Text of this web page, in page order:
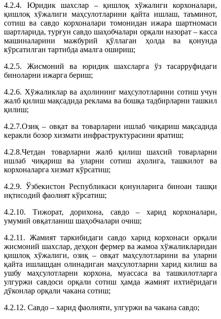
4.2.4. Юридик шахслар – қишлоқ хўжалиги корхоналари,
қишлоқ хўжалиги маҳсулотларини қайта ишлаш, таъминот,
сотиш ва савдо корхоналари томонидан ижара шартномаси
шартларида, турғун савдо шаҳобчалари орқали назорат – касса
машиналарини мажбурий қўллаган ҳолда ва қонунда
кўрсатилган тартибда амалга ошириш;
4.2.5. Жисмоний ва юридик шахсларга ўз тасарруфидаги
биноларни ижарга бериш;
4.2.6. Хўжаликлар ва аҳолининг маҳсулотларини сотиш учун
жалб қилиш мақсадида реклама ва бошқа тадбирларни ташкил
қилиш;
4.2.7.Озиқ – овқат ва товарларни ишлаб чиқариш мақсадида
керакли бозор хизмати инфраструктурасини яратиш;
4.2.8.Четдан товарларни жалб қилиш шахсий товарларни
ишлаб чиқариш ва уларни сотиш аҳолига, ташкилот ва
корхоналарга хизмат кўрсатиш;
4.2.9. Ўзбекистон Республикаси қонунларига биноан ташқи
иқтисодий фаолият кўрсатиш;
4.2.10. Тижорат, дорихона, савдо – харид корхоналари,
умумий овқатланиш шаҳобчалари очиш;
4.2.11. Жамият таркибидаги савдо харид корхонаси орқали
жисмоний шахслар, деҳқон фермер ва жамоа хўжаликларидан
қишлоқ хўжалиги, озиқ – овқат маҳсулотларини ва уларни
қайта ишлашдан олинадиган маҳсулотларни харид килиш ва
ушбу маҳсулотларни корхона, муассаса ва ташкилотларга
улгуржи савдоси орқали сотиш ҳамда жамият ихтиёридаги
дўконлар орқали чакана сотиш;
4.2.12. Савдо – харид фаолияти, улгуржи ва чакана савдо;